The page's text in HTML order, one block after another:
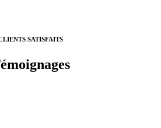
SATISFAITS